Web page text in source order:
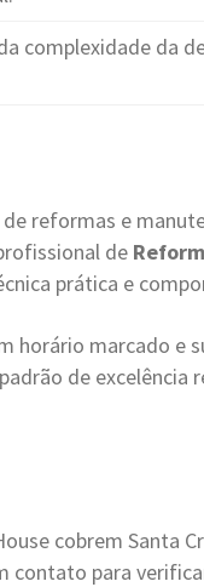
complexidade da
reformas e
de
prática e
horário marcado e
de excelência
cobrem Santa
contato para